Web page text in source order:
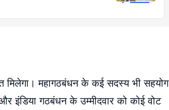
मिलेगा। महागठबंधन के कई सदस्य भी सहयोग
इंडिया गठबंधन के उम्मीदवार को कोई वोट